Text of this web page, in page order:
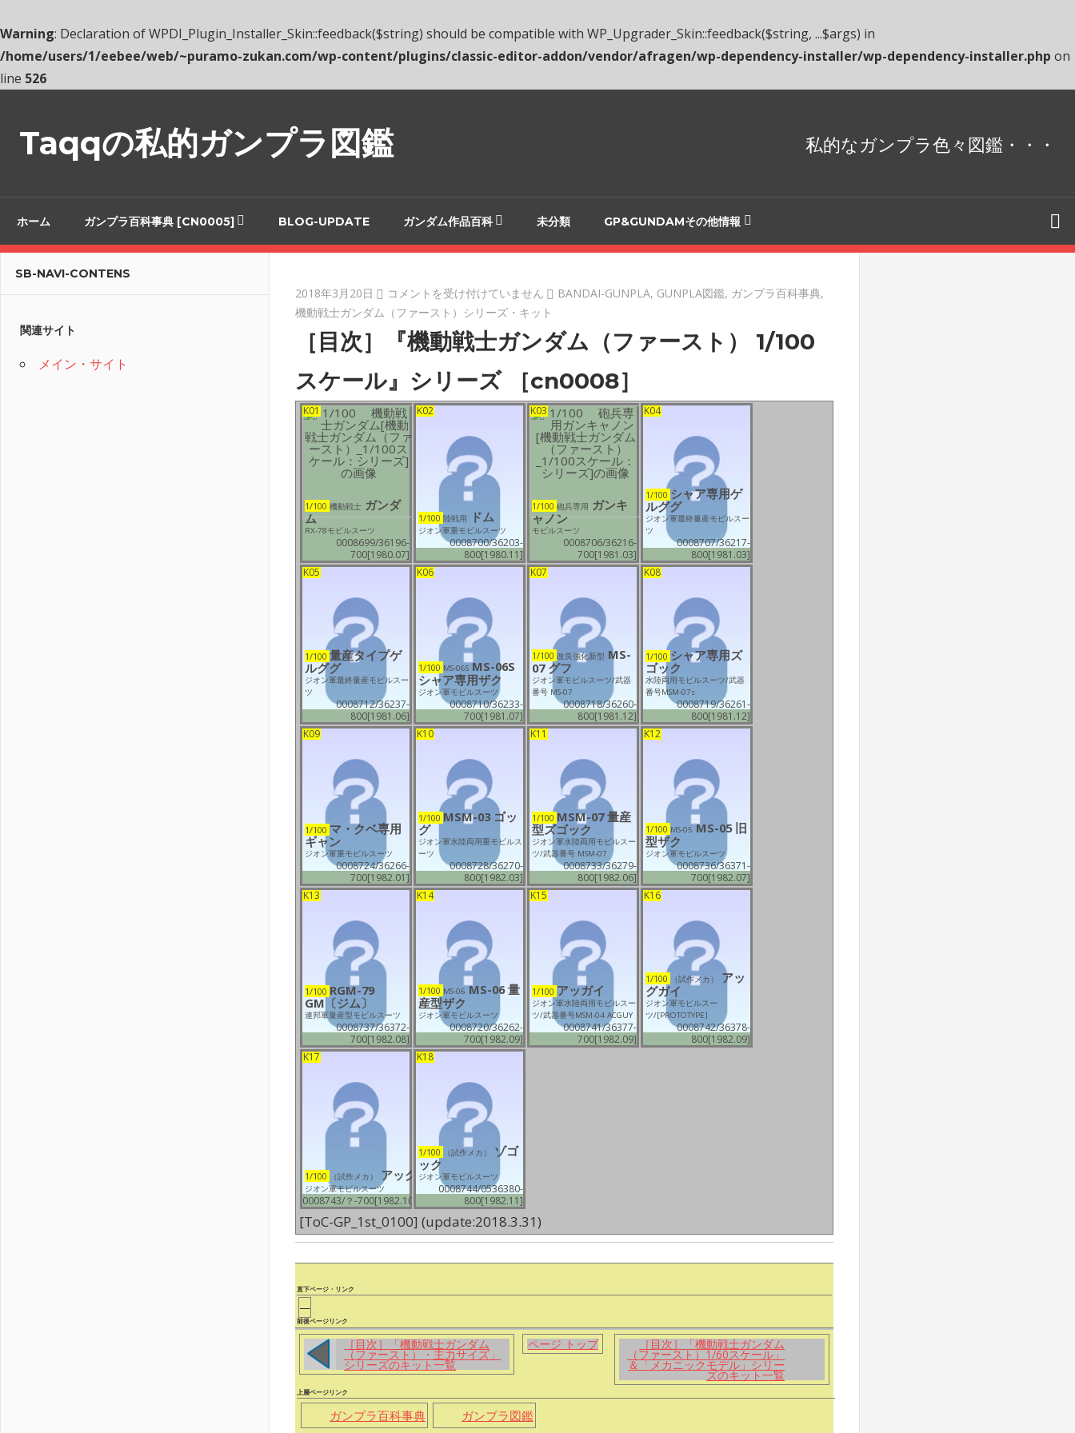
Warning: Declaration of WPDI_Plugin_Installer_Skin::feedback($string) should be compatible with WP_Upgrader_Skin::feedback($string, ...$args) in
/home/users/1/eebee/web/~puramo-zukan.com/wp-content/plugins/classic-editor-addon/vendor/afragen/wp-dependency-installer/wp-dependency-installer.php on
line 526
キ
Taqqの私的ガンプラ図鑑 私的なガンプラ色々図鑑・・・
ホーム ガンプラ百科事典 [CN0005] BLOG-UPDATE ガンダム作品百科 未分類 GP&GUNDAMその他情報
2018年3月20日
［目
次］
『機
士
ガ
ン
ダ
ム
ァ
ス
ト）
1/100
ル』
シ
ー
コメントを受け付けていません BANDAI-GUNPLA, GUNPLA図鑑, ガンプラ百科事典,
機動戦士ガンダム（ファースト）シリーズ・キット
［目次］『機動戦士ガンダム（ファースト） 1/100
スケール』シリーズ ［cn0008］
K01
1/100 機動戦士 ガンダ
ム
RX-78モビルスーツ
0008699/36196-
700[1980.07]
K02
1/100 陸戦用 ドム
ジオン軍重モビルスーツ
0008700/36203-
800[1980.11]
K03
1/100 砲兵専用
ガンキ
ャノン
モビルスーツ
0008706/36216-
700[1981.03]
K04
1/100 シャア専用ゲ
ルググ
ジオン軍最終量産モビルスー
ツ
0008707/36217-
800[1981.03]
K05
1/100 量産タイプゲ
ルググ
ジオン軍最終量産モビルスー
ツ
0008712/36237-
800[1981.06]
K06
1/100 MS-06SMS-06S
シャア専用ザク
ジオン軍モビルスーツ
0008710/36233-
700[1981.07]
K07
1/100 改良強化新型 MS-
07 グフ
ジオン軍モビルスーツ/武器
番号 MS-07
0008718/36260-
800[1981.12]
K08
1/100 シャア専用ズ
ゴック
水陸両用モビルスーツ/武器
番号MSM-07s
0008719/36261-
800[1981.12]
K09
1/100 マ・クベ専用
ギャン
ジオン軍重モビルスーツ
0008724/36266-
700[1982.01]
K10
1/100 MSM-03 ゴッ
グ
ジオン軍水陸両用重モビルス
ーツ
0008728/36270-
800[1982.03]
K11
1/100 MSM-07 量産
型ズゴック
ジオン軍水陸両用モビルスー
ツ/武器番号 MSM-07
0008733/36279-
800[1982.06]
K12
1/100 MS-05MS-05 旧
型ザク
ジオン軍モビルスーツ
0008736/36371-
700[1982.07]
K13
1/100 RGM-79
GM〔ジム〕
連邦軍量産型モビルスーツ
0008737/36372-
700[1982.08]
K14
1/100 MS-06MS-06 量
産型ザク
ジオン軍モビルスーツ
0008720/36262-
700[1982.09]
K15
1/100 アッガイ
ジオン軍水陸両用モビルスー
ツ/武器番号MSM-04 ACGUY
0008741/36377-
700[1982.09]
K16
1/100 （試作メカ）
アッ
グガイ
ジオン軍モビルスー
ツ/[PROTOTYPE]
0008742/36378-
800[1982.09]
K17
1/100 （試作メカ） アッグ
ジオン軍モビルスーツ
0008743/？-700[1982.10]
K18
1/100 （試作メカ）
ゾゴ
ック
ジオン軍モビルスーツ
0008744/0536380-
800[1982.11]
[ToC-GP_1st_0100] (update:2018.3.31)
直下ページ・リンク
—
前後ページリンク
［目次］「機動戦士ガンダム
（ファースト）・主力サイズ」
シリーズのキット一覧
ページ トップ ［目次］「機動戦士ガンダム
（ファースト）1/60スケール」
＆「メカニックモデル」シリー
ズのキット一覧
上層ページリンク
ガンプラ百科事典 ガンプラ図鑑
SB-NAVI-CONTENS
関連サイト
メイン・サイト